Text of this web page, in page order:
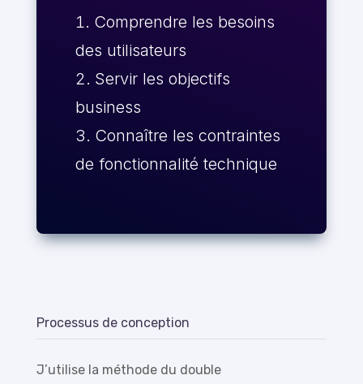
Comprendre les besoins
des utilisateurs
Servir les objectifs
business
Connaître les contraintes
de fonctionnalité technique
Processus de conception
J’utilise la méthode du double